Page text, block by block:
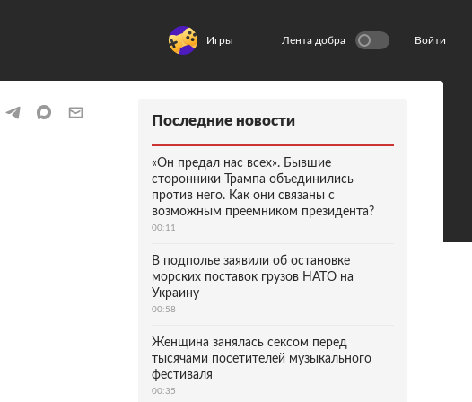
Игры Лента добра Войти
Последние новости
«Он предал нас всех». Бывшие
сторонники Трампа объединились
против него. Как они связаны с
возможным преемником президента?
00:11
В подполье заявили об остановке
морских поставок грузов НАТО на
Украину
00:58
Женщина занялась сексом перед
тысячами посетителей музыкального
фестиваля
00:35